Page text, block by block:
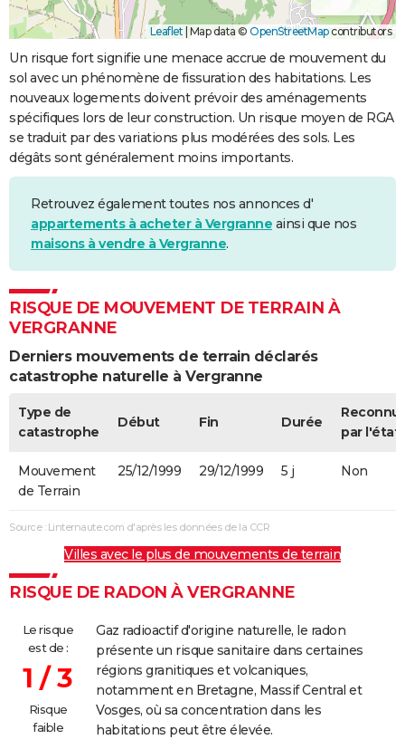
Leaflet | Map data © OpenStreetMapcontributors
Un risque fort signifie une menace accrue de mouvement du
sol avec un phénomène de fissuration des habitations. Les
nouveaux logements doivent prévoir des aménagements
spécifiques lors de leur construction. Un risque moyen de RGA
se traduit par des variations plus modérées des sols. Les
dégâts sont généralement moins importants.
Retrouvez également toutes nos annonces d'
appartements à acheter à Vergranne ainsi que nos
maisons à vendre à Vergranne.
RISQUE DE MOUVEMENT DE TERRAIN À
VERGRANNE
Derniers mouvements de terrain déclarés
catastrophe naturelle à Vergranne
Type de
catastrophe
Début Fin Durée
par l'état
Mouvement
de Terrain
25/12/1999 29/12/1999 5 j Non
Source : Linternaute.com d'après les données de la CCR
Villes avec le plus de mouvements de terrain
RISQUE DE RADON À VERGRANNE
Le risque
est de :
1 / 3
Risque
faible
Gaz radioactif d'origine naturelle, le radon
présente un risque sanitaire dans certaines
régions granitiques et volcaniques,
notamment en Bretagne, Massif Central et
Vosges, où sa concentration dans les
habitations peut être élevée.